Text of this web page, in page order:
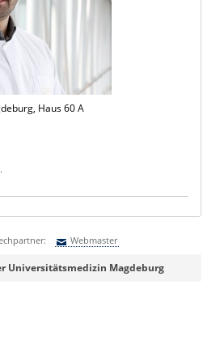
Haus 60 A
Webmaster
an:Webmaster
Universitätsmedizin Magdeburg